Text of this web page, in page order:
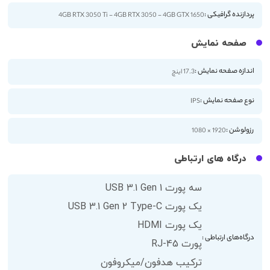
پردازنده گرافیکی :4GB RTX 3050 Ti - 4GB RTX 3050 - 4GB GTX 1650
صفحه نمایش
اندازه صفحه نمایش :17.3 اینچ
نوع صفحه نمایش :IPS
رزولوشن :1920 × 1080
درگاه های ارتباطی
درگاه‌های ارتباطی :
سه پورت USB 3.1 Gen 1
یک پورت USB 3.1 Gen 2 Type-C
یک پورت HDMI
پورت RJ-45
ترکیب هدفون/میکروفون